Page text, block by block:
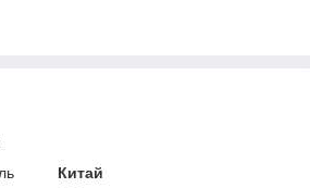
Китай